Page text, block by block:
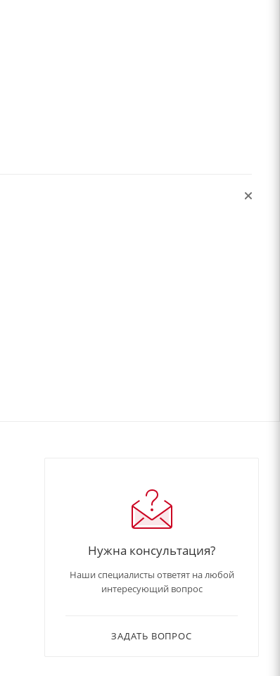
Нужна консультация?
Наши специалисты ответят на любой
интересующий вопрос
ЗАДАТЬ ВОПРОС